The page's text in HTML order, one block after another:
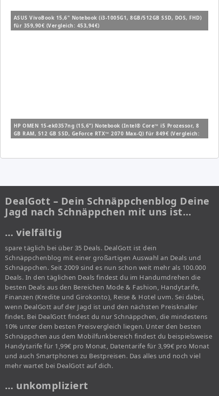
ASUS VivoBook 15,6" Notebook (i3-1005G1, 8GB/512GB SSD, DOS, FHD)
für 359,90€ (Vergleich: 453,94€)
HP OMEN 15-ek0357ng (15,6”) Notebook (Intel® Core™ i5 Prozessor, 8
GB RAM, 512 GB SSD, GeForce RTX™ 2070 Max-Q) für 849€ (Vergleich:
DealGott – Dein Schnäppchenblog Deine
Jagd nach Schnäppchen mit uns ist…
… vielfältig
spare täglich bei über 35 Deals. DealGott ist dein
Schnäppchenblog mit einer großartigen Auswahl an Deals und
Schnäppchen. Seit 2009 sind es nun schon weit mehr als 100.000
Deals. In den täglichen Deals findest du im Handumdrehen die
besten Deals aus den Bereichen Mode & Fashion, Handytarife,
Finanzen (Kredite und Girokonto), Reise & Hotel uvm. Sei dabei,
wenn DealGott auf der Jagd ist und den nächsten Preisknaller
findet. Bei DealGott findest du nur Schnäppchen, die mindestens
10% unter dem besten Preisvergleich liegen. Unter den besten
Schnäppchen aus dem Mobilfunkbereich findest du beispielsweise
Handytarife für 1,99€ pro Monat, Datentarife für 3,99€ pro Monat
und auch Smartphones zu Bestpreisen. Das alles und noch viel
mehr wartet bei DealGott auf dich.
… unkompliziert